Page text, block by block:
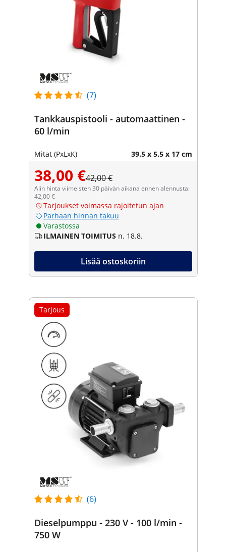
(7)
Tankkauspistooli - automaattinen -
60 l/min
Mitat (PxLxK) 39.5 x 5.5 x 17 cm
38,00 €42,00 €
Alin hinta viimeisten 30 päivän aikana ennen alennusta:
42,00 €
Tarjoukset voimassa rajoitetun ajan
Parhaan hinnan takuu
Varastossa
ILMAINEN TOIMITUS n. 18.8.
Lisää ostoskoriin
Tarjous
(6)
Dieselpumppu - 230 V - 100 l/min -
750 W